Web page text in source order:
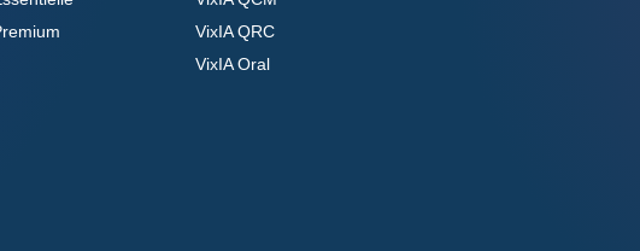
VixIA QRC
VixIA Oral